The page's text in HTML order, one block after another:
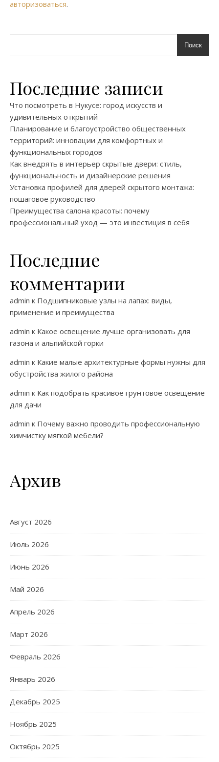
авторизоваться.
Поиск
Последние записи
Что посмотреть в Нукусе: город искусств и
удивительных открытий
Планирование и благоустройство общественных
территорий: инновации для комфортных и
функциональных городов
Как внедрять в интерьер скрытые двери: стиль,
функциональность и дизайнерские решения
Установка профилей для дверей скрытого монтажа:
пошаговое руководство
Преимущества салона красоты: почему
профессиональный уход — это инвестиция в себя
Последние
комментарии
admin к Подшипниковые узлы на лапах: виды,
применение и преимущества
admin к Какое освещение лучше организовать для
газона и альпийской горки
admin к Какие малые архитектурные формы нужны для
обустройства жилого района
admin к Как подобрать красивое грунтовое освещение
для дачи
admin к Почему важно проводить профессиональную
химчистку мягкой мебели?
Архив
Август 2026
Июль 2026
Июнь 2026
Май 2026
Апрель 2026
Март 2026
Февраль 2026
Январь 2026
Декабрь 2025
Ноябрь 2025
Октябрь 2025